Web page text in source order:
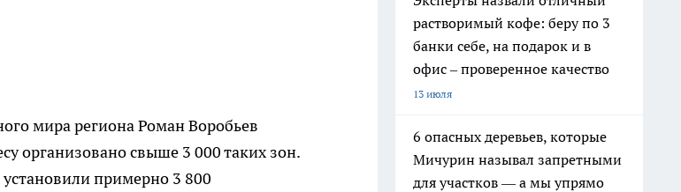
мира региона Роман Воробьев
организовано свыше 3 000 таких зон.
примерно 3 800
растворимый кофе: беру по 3
банки себе, на подарок и в
офис – проверенное качество
13 июля
6 опасных деревьев, которые
Мичурин называл запретными
для участков — а мы упрямо